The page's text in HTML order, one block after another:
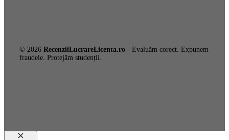
© 2026 RecenziiLucrareLicenta.ro - Evaluăm corect. Expunem
fraudele. Protejăm studenții.